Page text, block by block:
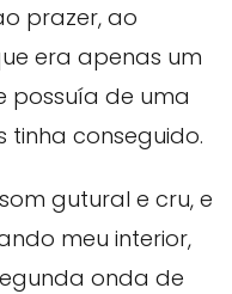
prazer, ao
era apenas um
possuía de uma
tinha conseguido.
gutural e cru, e
meu interior,
onda de